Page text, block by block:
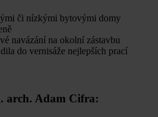
či nízkými bytovými domy
navázání na okolní zástavbu
do vernisáže nejlepších prací
arch. Adam Cifra: